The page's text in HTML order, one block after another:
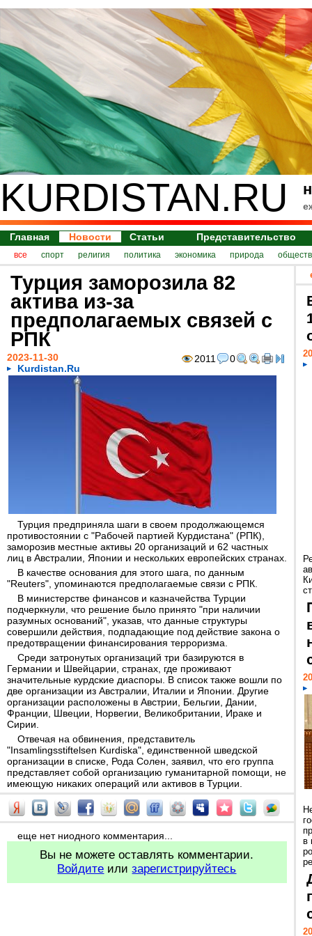
KURDISTAN.RU
Главная Новости Статьи Представительство
все спорт религия политика экономика природа
Турция заморозила 82
актива из-за
предполагаемых связей с
РПК
2011 0
2023-11-30
Kurdistan.Ru
Турция предприняла шаги в своем продолжающемся
противостоянии с "Рабочей партией Курдистана" (РПК),
заморозив местные активы 20 организаций и 62 частных
лиц в Австралии, Японии и нескольких европейских странах.
В качестве основания для этого шага, по данным
"Reuters", упоминаются предполагаемые связи с РПК.
В министерстве финансов и казначейства Турции
подчеркнули, что решение было принято "при наличии
разумных оснований", указав, что данные структуры
совершили действия, подпадающие под действие закона о
предотвращении финансирования терроризма.
Среди затронутых организаций три базируются в
Германии и Швейцарии, странах, где проживают
значительные курдские диаспоры. В список также вошли по
две организации из Австралии, Италии и Японии. Другие
организации расположены в Австрии, Бельгии, Дании,
Франции, Швеции, Норвегии, Великобритании, Ираке и
Сирии.
Отвечая на обвинения, представитель
"Insamlingsstiftelsen Kurdiska", единственной шведской
организации в списке, Рода Солен, заявил, что его группа
представляет собой организацию гуманитарной помощи, не
имеющую никаких операций или активов в Турции.
еще нет ниодного комментария...
Вы не можете оставлять комментарии.
Войдите илизарегистрируйтесь
в